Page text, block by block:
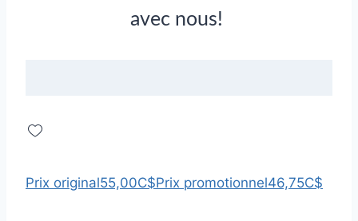
avec nous!
Prix original55,00C$Prix promotionnel46,75C$